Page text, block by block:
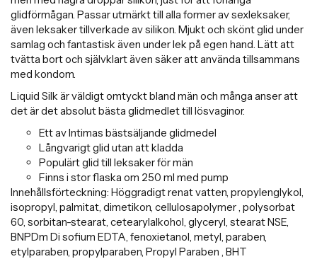
glidförmågan. Passar utmärkt till alla former av sexleksaker,
även leksaker tillverkade av silikon. Mjukt och skönt glid under
samlag och fantastisk även under lek på egen hand. Lätt att
tvätta bort och självklart även säker att använda tillsammans
med kondom.
Liquid Silk är väldigt omtyckt bland män och många anser att
det är det absolut bästa glidmedlet till lösvaginor.
Ett av Intimas bästsäljande glidmedel
Långvarigt glid utan att kladda
Populärt glid till leksaker för män
Finns i stor flaska om 250 ml med pump
Innehållsförteckning: Höggradigt renat vatten, propylenglykol,
isopropyl, palmitat, dimetikon, cellulosapolymer , polysorbat
60, sorbitan-stearat, cetearylalkohol, glyceryl, stearat NSE,
BNPDm Di sofium EDTA, fenoxietanol, metyl, paraben,
etylparaben, propylparaben, Propyl Paraben , BHT